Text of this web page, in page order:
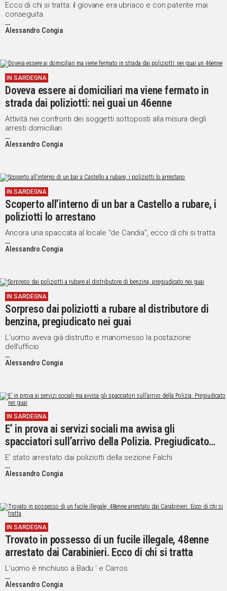
Ecco di chi si tratta: il giovane era ubriaco e con patente mai
conseguita
Alessandro Congia
IN SARDEGNA
Doveva essere ai domiciliari ma viene fermato in
strada dai poliziotti: nei guai un 46enne
Attività nei confronti dei soggetti sottoposti alla misura degli
arresti domiciliari
Alessandro Congia
IN SARDEGNA
Scoperto all’interno di un bar a Castello a rubare, i
poliziotti lo arrestano
Ancora una spaccata al locale "de Candia", ecco di chi si tratta
Alessandro Congia
IN SARDEGNA
Sorpreso dai poliziotti a rubare al distributore di
benzina, pregiudicato nei guai
L’uomo aveva già distrutto e manomesso la postazione
dell’ufficio
Alessandro Congia
IN SARDEGNA
E’ in prova ai servizi sociali ma avvisa gli
spacciatori sull’arrivo della Polizia. Pregiudicato
nei guai
E’ stato arrestato dai poliziotti della sezione Falchi
Alessandro Congia
IN SARDEGNA
Trovato in possesso di un fucile illegale, 48enne
arrestato dai Carabinieri. Ecco di chi si tratta
L’uomo è rinchiuso a Badu ‘ e Carros
Alessandro Congia